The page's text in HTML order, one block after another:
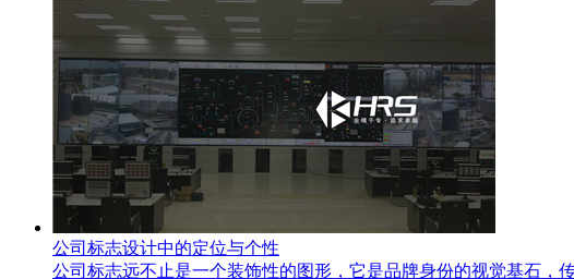
公司标志设计中的定位与个性
公司标志远不止是一个装饰性的图形，它是品牌身份的视觉基石，